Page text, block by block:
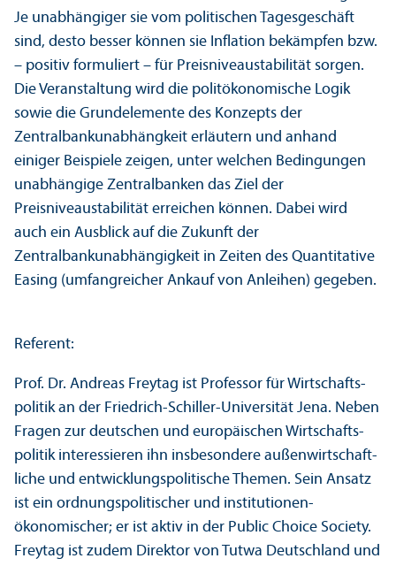
Je unabhängiger sie vom politischen Tagesgeschäft
sind, desto besser können sie Inflation bekämpfen bzw.
– positiv formuliert – für Preisniveaustabilität sorgen.
Die Veranstaltung wird die polit­ökonomische Logik
sowie die Grundelemente des Konzepts der
Zentralbankunabhängkeit erläutern und anhand
einiger Beispiele zeigen, unter welchen Bedingungen
unabhängige Zentralbanken das Ziel der
Preisniveaustabilität erreichen können. Dabei wird
auch ein Ausblick auf die Zukunft der
Zentralbankunabhängigkeit in Zeiten des Quanti­tative
Easing (umfangreicher Ankauf von Anleihen) gegeben.
Referent:
Prof. Dr. Andreas Freytag ist Professor für Wirtschafts­
politik an der Friedrich-Schiller-Universität Jena. Neben
Fragen zur deutschen und europäischen Wirtschafts­
politik interessieren ihn insbesondere außen­wirtschaft­
liche und entwicklungs­politische Themen. Sein Ansatz
ist ein ordnungs­politischer und institutionen­
ökonomischer; er ist aktiv in der Public Choice Society.
Freytag ist zudem Direktor von Tutwa Deutschland und